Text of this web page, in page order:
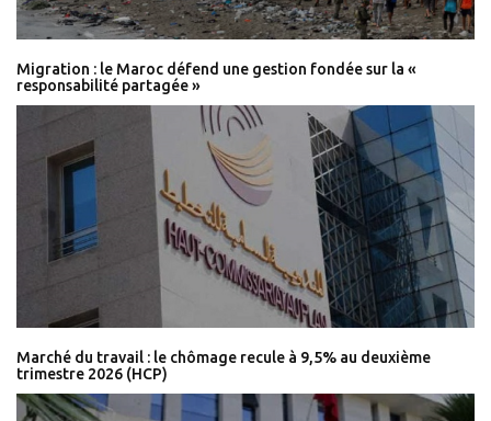
Migration : le Maroc défend une gestion fondée sur la «
responsabilité partagée »
Marché du travail : le chômage recule à 9,5% au deuxième
trimestre 2026 (HCP)